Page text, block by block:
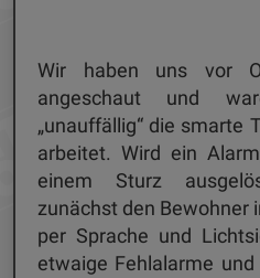
Wir haben uns vor
angeschaut und
„unauffällig“ die smarte
arbeitet. Wird ein
einem Sturz
zunächst den Bewohner
per Sprache und
etwaige Fehlalarme